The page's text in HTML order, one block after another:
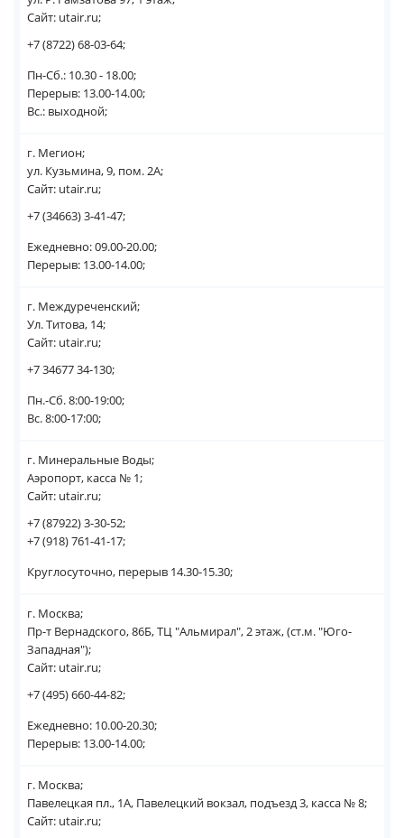
Сайт: utair.ru;
+7 (8722) 68-03-64;
Пн-Сб.: 10.30 - 18.00;
Перерыв: 13.00-14.00;
Вс.: выходной;
г. Мегион;
ул. Кузьмина, 9, пом. 2А;
Сайт: utair.ru;
+7 (34663) 3-41-47;
Ежедневно: 09.00-20.00;
Перерыв: 13.00-14.00;
г. Междуреченский;
Ул. Титова, 14;
Сайт: utair.ru;
+7 34677 34-130;
Пн.-Сб. 8:00-19:00;
Вс. 8:00-17:00;
г. Минеральные Воды;
Аэропорт, касса № 1;
Сайт: utair.ru;
+7 (87922) 3-30-52;
+7 (918) 761-41-17;
Круглосуточно, перерыв 14.30-15.30;
г. Москва;
Пр-т Вернадского, 86Б, ТЦ "Альмирал", 2 этаж, (ст.м. "Юго-
Западная");
Сайт: utair.ru;
+7 (495) 660-44-82;
Ежедневно: 10.00-20.30;
Перерыв: 13.00-14.00;
г. Москва;
Павелецкая пл., 1А, Павелецкий вокзал, подъезд 3, касса № 8;
Сайт: utair.ru;